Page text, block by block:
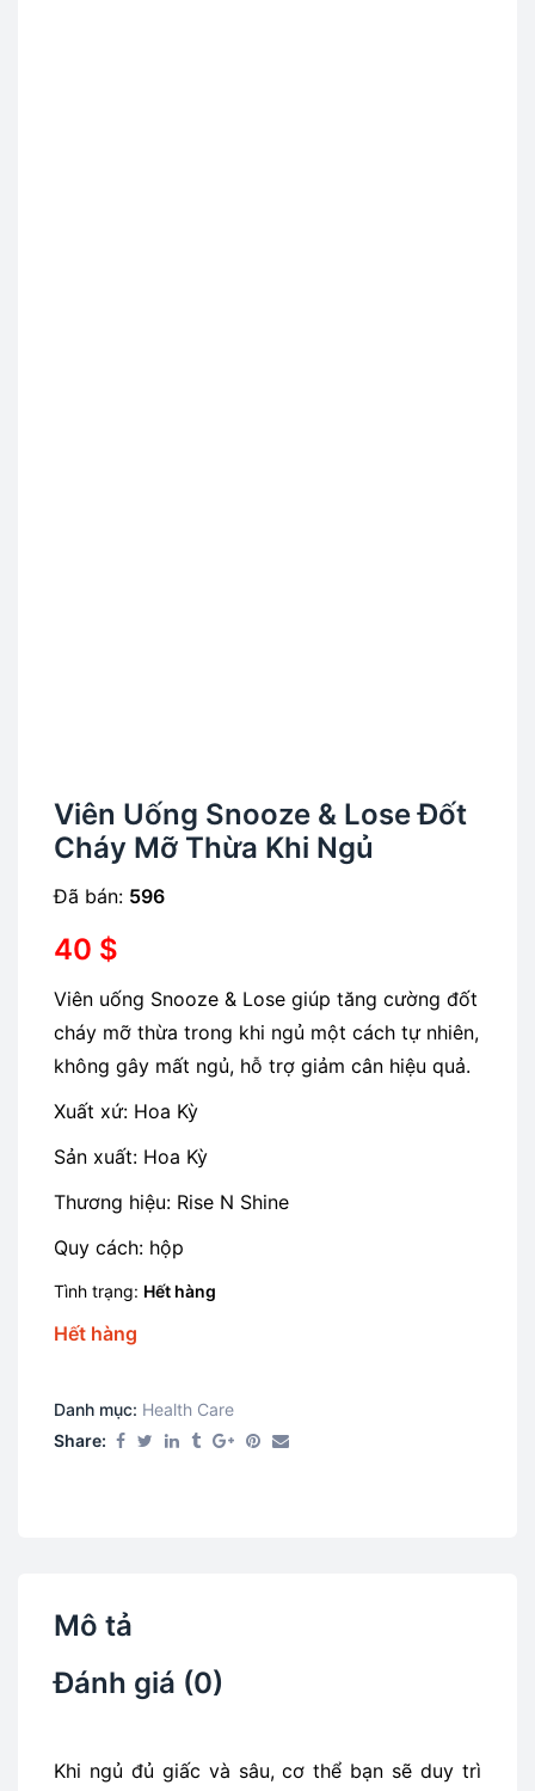
Viên Uống Snooze & Lose Đốt
Cháy Mỡ Thừa Khi Ngủ
Đã bán: 596
40 $
Viên uống Snooze & Lose giúp tăng cường đốt
cháy mỡ thừa trong khi ngủ một cách tự nhiên,
không gây mất ngủ, hỗ trợ giảm cân hiệu quả.
Xuất xứ: Hoa Kỳ
Sản xuất: Hoa Kỳ
Thương hiệu: Rise N Shine
Quy cách: hộp
Tình trạng: Hết hàng
Hết hàng
Danh mục: Health Care​
Share:
Mô tả
Đánh giá (0)
Khi ngủ đủ giấc và sâu, cơ thể bạn sẽ duy trì